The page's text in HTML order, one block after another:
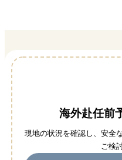
海外赴任前
現地の状況を確認し、安全
ご検